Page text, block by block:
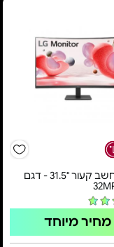
מסך מחשב קעור "31.5 - דגם
מחיר מיוחד